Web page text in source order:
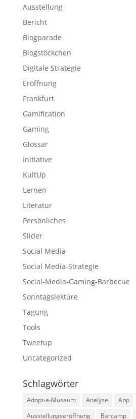
Ausstellung
Bericht
Blogparade
Blogstöckchen
Digitale Strategie
Eröffnung
Frankfurt
Gamification
Gaming
Glossar
Initiative
KultUp
Lernen
Literatur
Persönliches
Slider
Social Media
Social Media-Strategie
Social-Media-Gaming-Barbecue
Sonntagslektüre
Tagung
Tools
Tweetup
Uncategorized
Schlagwörter
Adopt-a-Museum Analyse App
Ausstellungseröffnung
Barcamp